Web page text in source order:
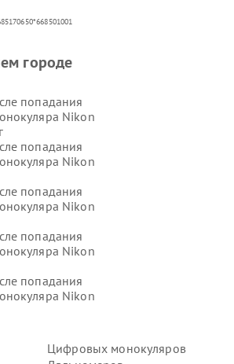
Цифровых монокуляров
городе
попадания
Nikon
попадания
Nikon
попадания
Nikon
попадания
Nikon
попадания
Nikon
Nikon